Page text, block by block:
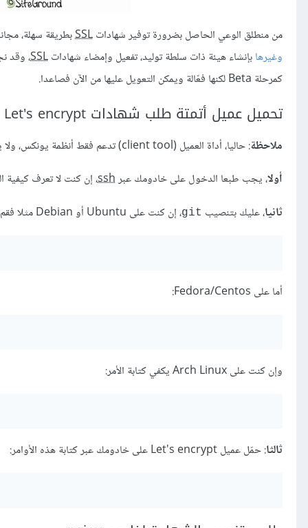
من منطلق الوعي الحاصل بضرورة توفير شهاداتSSLبطريقة سهلة،
وغيرهابإنشاء هيئة ذات سلطة توليد، تفعيل وإمضاء شهاداتSSL، وقد
كمرحلة Beta لكنها فعّالة ويمكن التعويل عليها من الآن فصاعدا.
تحميل عميل أتمتة طلب شهادات Let's encrypt
ملاحظة: حاليا، أداة العميل (client tool) تدعم فقط أنظمة يونكس، ولا يوجد دعم لخواديم Windows بعد.
أولا، يجب طبعا الدخول على خادومك عبرssh، إن كنت لا تعرف كيفية
ثانيا، عليك بتنصيب git، إن كنت على Ubuntu أو Debian مثلا فقم بالأمر التالي:
أما على Fedora/Centos:
وإن كنت على Arch Linux يكفي كتابة الأمر:
ثالثا: حمّل عميل Let's encrypt على خادومك عبر كتابة هذه الأوامر: